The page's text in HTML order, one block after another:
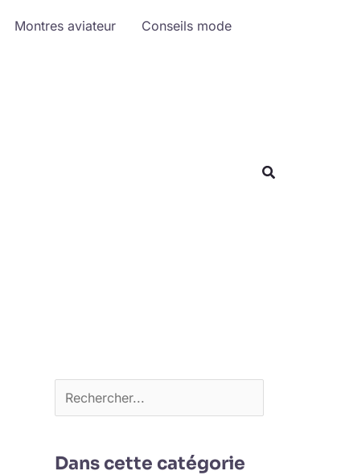
Montres aviateur Conseils mode
Dans cette catégorie